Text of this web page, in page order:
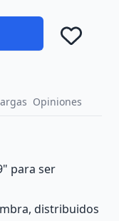
Opiniones
para ser
distribuidos